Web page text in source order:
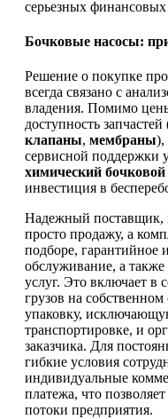
серьезных
Бочковые насосы:
Решение о покупке
всегда связано с
владения. Помимо
доступность запчастей
клапаны, мембраны),
сервисной поддержки
химический бочковой
инвестиция в
Надежный поставщик,
просто продажу, а
подборе, гарантийное
обслуживание, а
услуг. Это включает в
грузов на
упаковку,
транспортировке, и
заказчика. Для
гибкие условия
индивидуальные
платежа, что
потоки предприятия.